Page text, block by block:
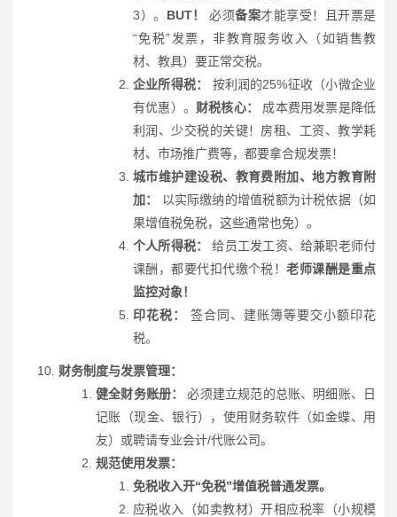
3）。 BUT！ 必须备案才能享受！且开票是
“免税”发票，非教育服务收入（如销售教
材、教具）要正常交税。
企业所得税：
按利润的25%征收（小微企业
有优惠）。 财税核心：
成本费用发票是降低
利润、少交税的关键！房租、工资、教学耗
材、市场推广费等，都要拿合规发票！
城市维护建设税、教育费附加、地方教育附
加：
以实际缴纳的增值税额为计税依据（如
果增值税免税，这些通常也免）。
个人所得税：
给员工发工资、给兼职老师付
课酬，都要代扣代缴个税！老师课酬是重点
监控对象！
印花税：
签合同、建账簿等要交小额印花
税。
财务制度与发票管理：
健全财务账册：
必须建立规范的总账、明细账、日
记账（现金、银行），使用财务软件（如金蝶、用
友）或聘请专业会计/代账公司。
规范使用发票：
免税收入开“免税”增值税普通发票。
应税收入（如卖教材）开相应税率（小规模